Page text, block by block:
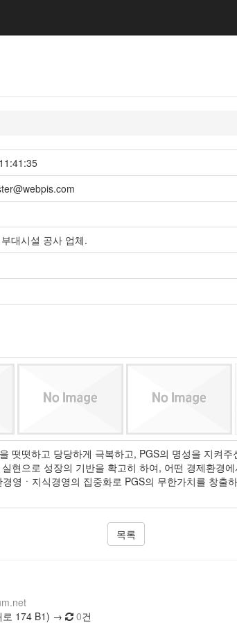
대시설 공사 업체.
떳떳하고 당당하게 극복하고, PGS의 명성을 지켜
현으로 성장의 기반을 확고히 하여, 어떤 경제환경
영ㆍ지식경영의 집중화로 PGS의 무한가치를 창
목록
로 174 B1) → 0건